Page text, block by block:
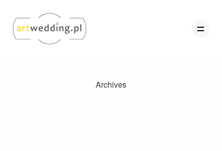
Archives